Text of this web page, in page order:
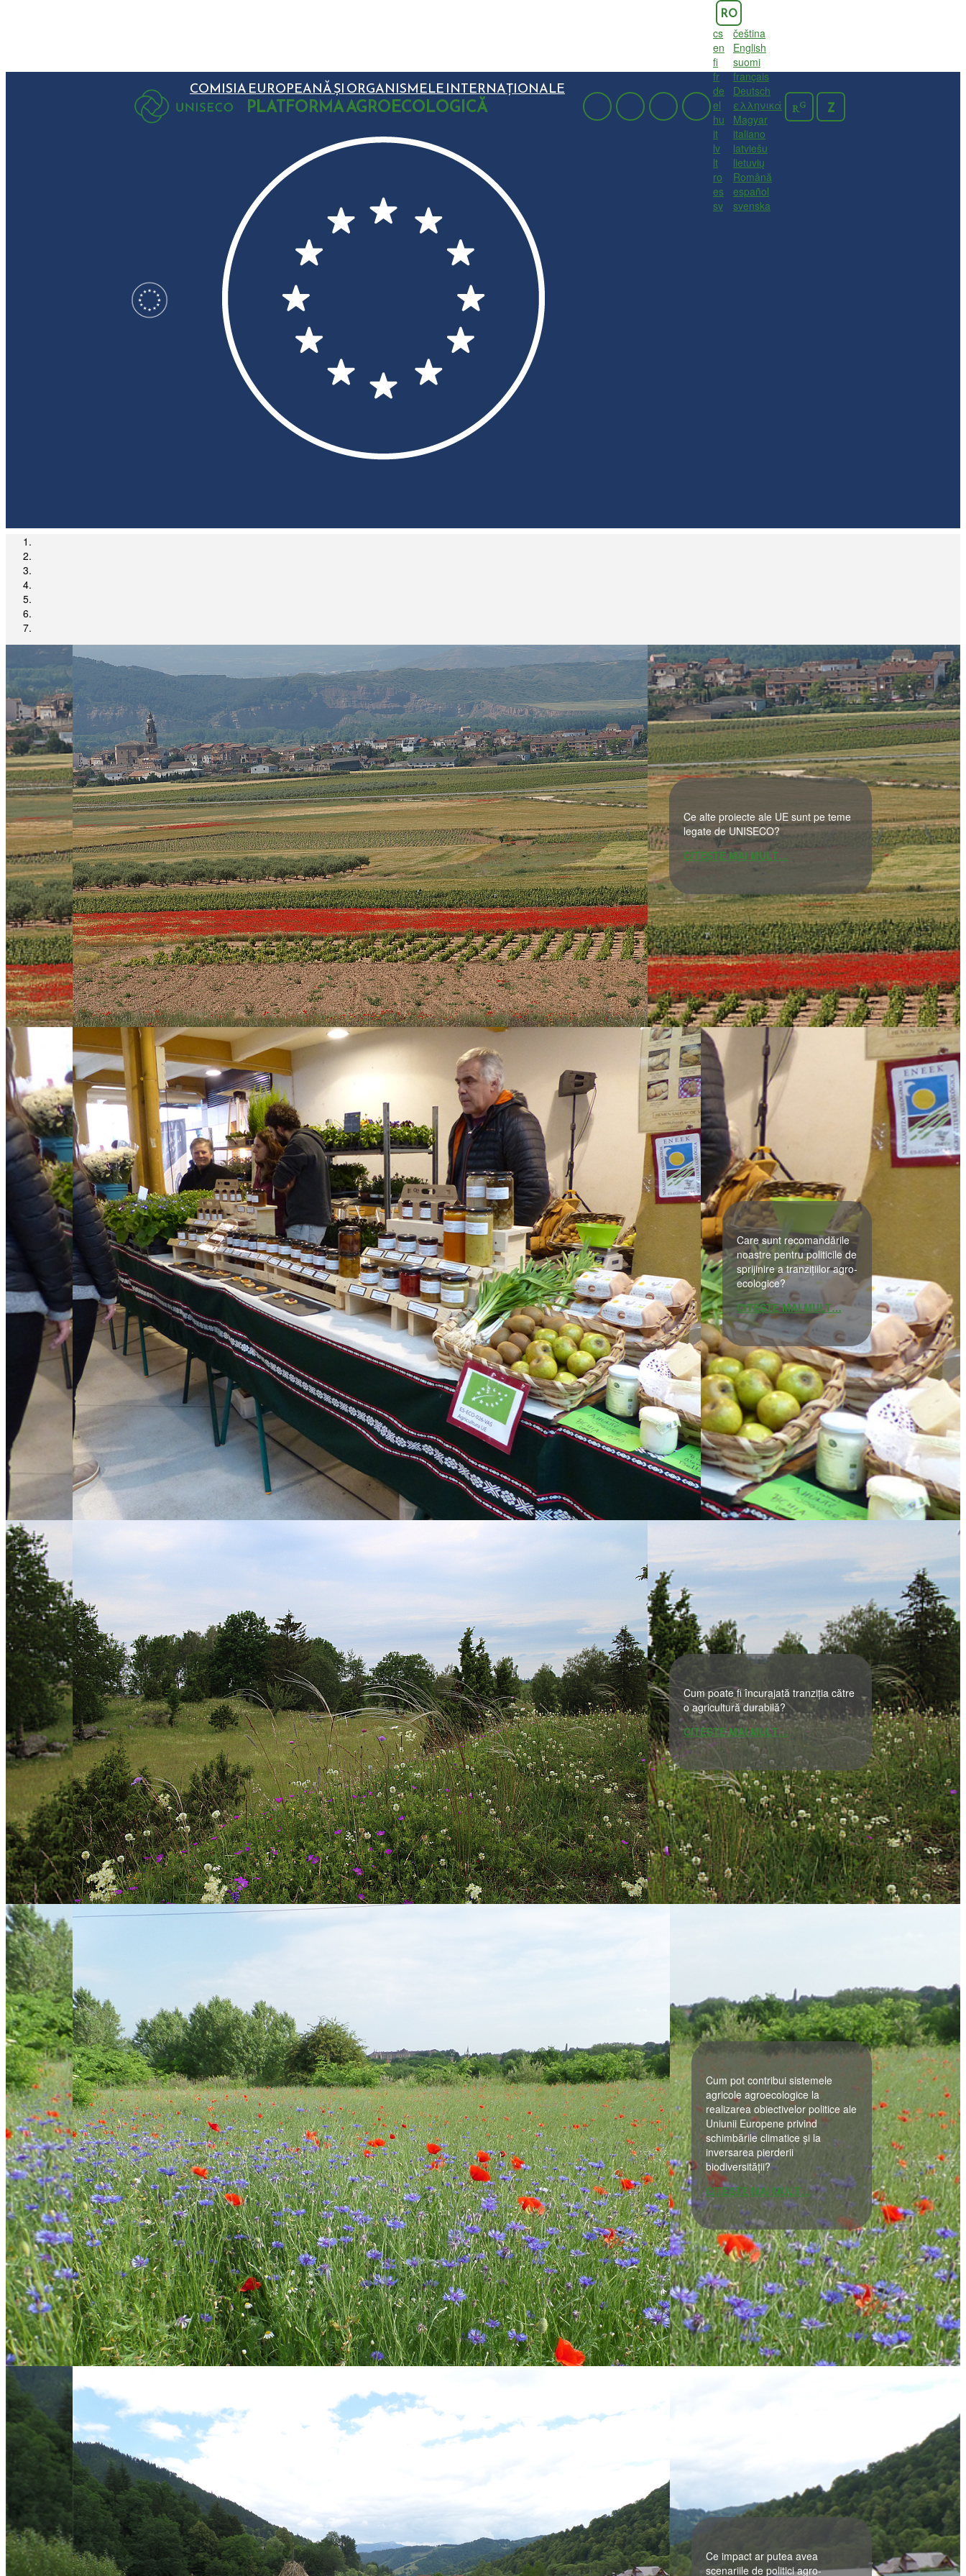
PLATFORMA AGROECOLOGICĂ
RO
cs
čeština
en
English
fi
suomi
fr
français
de
Deutsch
el
ελληνικά
hu
Magyar
it
italiano
lv
latviešu
lt
lietuvių
ro
Română
es
español
sv
svenska
RG Z
COMISIA EUROPEANĂ ȘI ORGANISMELE INTERNAȚIONALE
Ce alte proiecte ale UE sunt pe teme
legate de UNISECO?
CITEȘTE MAI MULT…
Care sunt recomandările
noastre pentru politicile de
sprijinire a tranzițiilor agro-
ecologice?
CITEȘTE MAI MULT…
Cum poate fi încurajată tranziția către
o agricultură durabilă?
CITEȘTE MAI MULT…
Cum pot contribui sistemele
agricole agroecologice la
realizarea obiectivelor politice ale
Uniunii Europene privind
schimbările climatice și la
inversarea pierderii
biodiversității?
CITEȘTE MAI MULT…
Ce impact ar putea avea
scenariile de politici agro-